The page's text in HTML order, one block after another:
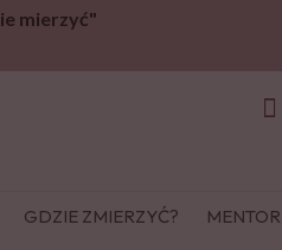
mierzyć"
GDZIE ZMIERZYĆ?